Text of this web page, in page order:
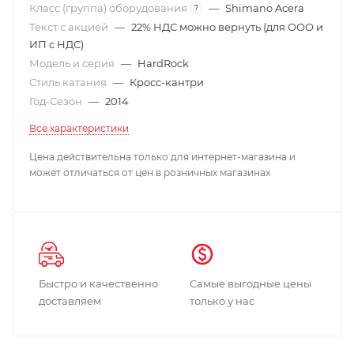
Класс (группа) оборудования
? — Shimano Acera
Текст с акцией — 22% НДС можно вернуть (для ООО и
ИП с НДС)
Модель и серия — HardRock
Стиль катания — Кросс-кантри
Год-Сезон — 2014
Все характеристики
Цена действительна только для интернет-магазина и
может отличаться от цен в розничных магазинах
Быстро и качественно
доставляем
Самые выгодные цены
только у нас